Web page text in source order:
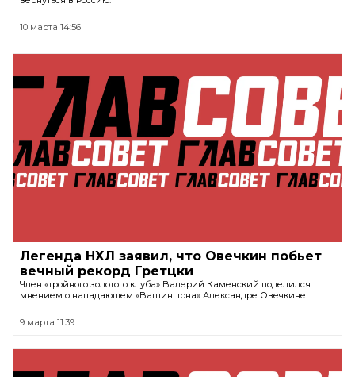
10 марта 14:56
Легенда НХЛ заявил, что Овечкин побьет
вечный рекорд Гретцки
Член «тройного золотого клуба» Валерий Каменский поделился
мнением о нападающем «Вашингтона» Александре Овечкине.
9 марта 11:39